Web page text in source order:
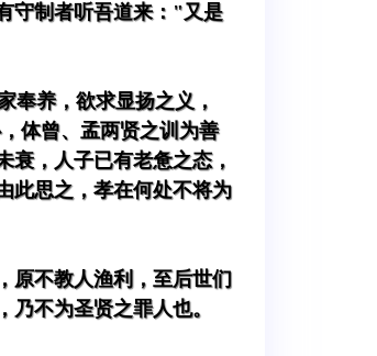
守制者听吾道来："又是
奉养，欲求显扬之义，
体曾、孟两贤之训为善
衰，人子已有老惫之态，
此思之，孝在何处不将为
原不教人渔利，至后世们
不为圣贤之罪人也。